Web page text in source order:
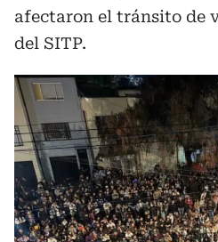
afectaron el tránsito de
del SITP.